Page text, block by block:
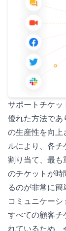
サポートチケッ
優れた方法であ
の生産性を向上
ルにより、各
割り当て、最も
のチケットが時
るのが非常に簡
コミュニケーシ
すべての顧客チ
れているため、